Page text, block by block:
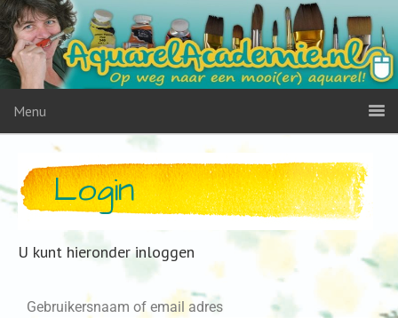
Menu
Login
U kunt hieronder inloggen
Gebruikersnaam of email adres